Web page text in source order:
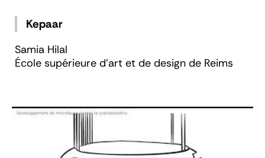
Kepaar
Samia Hilal
École supérieure d’art et de design de Reims